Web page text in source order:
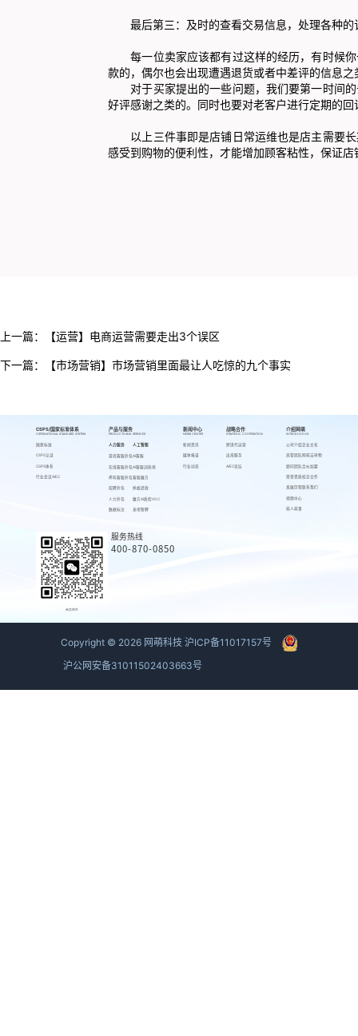
最后第三：及时的查看交易信息，处理各种的
每一位卖家应该都有过这样的经历，有时候你
款的，偶尔也会出现遭遇退货或者中差评的信息
对于买家提出的一些问题，我们要第一时间的
好评感谢之类的。同时也要对老客户进行定期的回
以上三件事即是店铺日常运维也是店主需要长
感受到购物的便利性，才能增加顾客粘性，保证
上一篇： 【运营】电商运营需要走出3个误区
下一篇： 【市场营销】市场营销里面最让人吃惊的九个事实
CSPS/国家标准体系
CSPS/NATIONAL STANDARD SYSTEM
国家标准
CSPS认证
CSPS体系
行业会议AIEC
产品与服务
PRODUCTS AND SERVICES
人力服务
游戏客服外包
在线客服外包
呼叫客服外包
招聘外包
人力外包
数据标注
人工智能
AI客服
AI客服训练场
客服魔方
蚂蚁绩效
魔方AI质检VOC
来呗智聘
新闻中心
NEWS CENTER
新闻资讯
媒体报道
行业动态
战略合作
STRATEGIC COOPERATION
跨境代运营
出海服务
AIEC论坛
介绍网萌
INTRODUCE US
公司介绍
高管团队
顾问团队
荣誉资质
发展历程
视频中心
萌人萌事
企业文化
网萌吉祥物
合伙加盟
校企合作
联系我们
商务联系
服务热线
400-870-0850
Copyright © 2026 网萌科技 沪ICP备11017157号
沪公网安备31011502403663号